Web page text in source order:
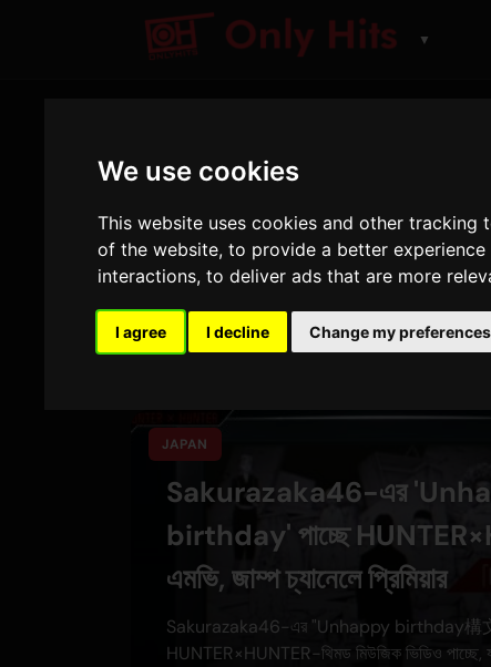
We use cookies
This website uses cookies and other
of the website,to provide a better
interactions,to deliver ads that are more
I agree I decline Change my preferences
▼
প destacados পোস্ট
JAPAN
Sakurazaka46-এর
birthday' পাচ্ছে
এমভি, জাম্প চ্যানেলে প্রিমিয়ার
Sakurazaka46-এর "Unhappy birthday構
HUNTER×HUNTER-থিমড মিউজিক ভিডিও